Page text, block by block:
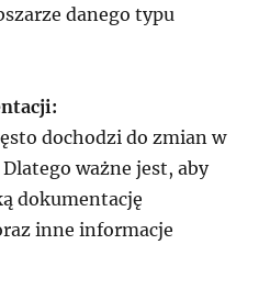
danego typu
dochodzi do zmian w
ważne jest, aby
dokumentację
inne informacje